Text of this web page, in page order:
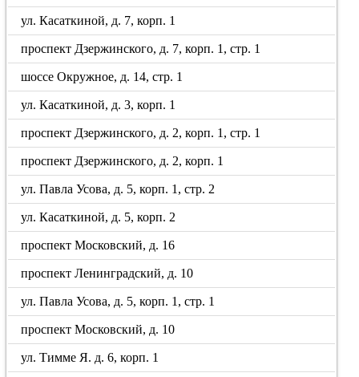
ул. Касаткиной, д. 7, корп. 1
проспект Дзержинского, д. 7, корп. 1, стр. 1
шоссе Окружное, д. 14, стр. 1
ул. Касаткиной, д. 3, корп. 1
проспект Дзержинского, д. 2, корп. 1, стр. 1
проспект Дзержинского, д. 2, корп. 1
ул. Павла Усова, д. 5, корп. 1, стр. 2
ул. Касаткиной, д. 5, корп. 2
проспект Московский, д. 16
проспект Ленинградский, д. 10
ул. Павла Усова, д. 5, корп. 1, стр. 1
проспект Московский, д. 10
ул. Тимме Я. д. 6, корп. 1